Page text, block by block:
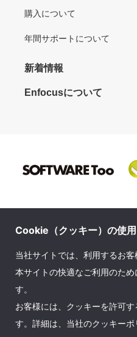
購入について
年間サポートについて
新着情報
Enfocusについて
株式会社ソフトウェア
© SOFTWARE Too Corporation.
お問い合せ先
English Company Info｜サイト
Cookie（クッキー）の使
当社サイトでは、利用するお客
本サイトの快適なご利用のた
す。
お客様には、クッキーを許可
す。詳細は、当社のクッキーポ